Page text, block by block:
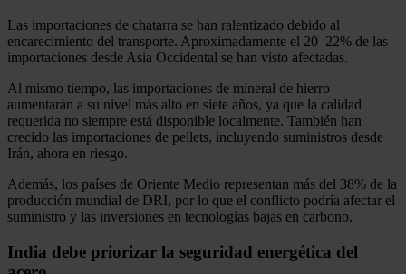
Las importaciones de chatarra se han ralentizado debido al
encarecimiento del transporte. Aproximadamente el 20–22% de las
importaciones desde Asia Occidental se han visto afectadas.
Al mismo tiempo, las importaciones de mineral de hierro
aumentarán a su nivel más alto en siete años, ya que la calidad
requerida no siempre está disponible localmente. También han
crecido las importaciones de pellets, incluyendo suministros desde
Irán, ahora en riesgo.
Además, los países de Oriente Medio representan más del 38% de la
producción mundial de DRI, por lo que el conflicto podría afectar el
suministro y las inversiones en tecnologías bajas en carbono.
India debe priorizar la seguridad energética del